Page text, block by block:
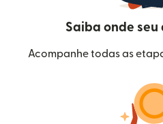
Saiba onde
Acompanhe todas as